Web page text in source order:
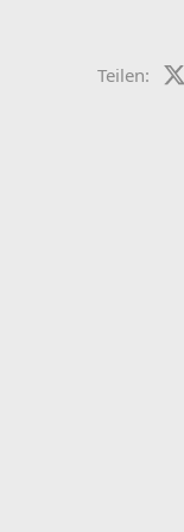
Teilen: